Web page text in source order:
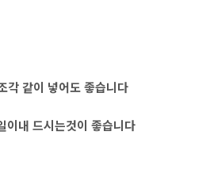
각 같이 넣어도 좋습니다
내 드시는것이 좋습니다